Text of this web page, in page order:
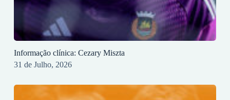
Informação clínica: Cezary Miszta
31 de Julho, 2026